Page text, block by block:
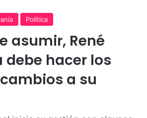
Política
asumir, René
debe hacer los
a su